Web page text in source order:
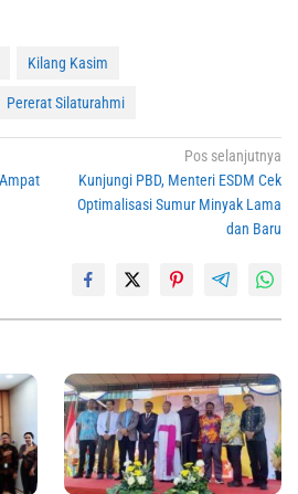
Kilang Kasim
Pererat Silaturahmi
Pos selanjutnya
Kunjungi PBD, Menteri ESDM Cek
Optimalisasi Sumur Minyak Lama
dan Baru